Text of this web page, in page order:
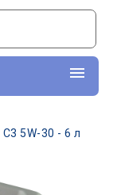
5W-30 - 6 л